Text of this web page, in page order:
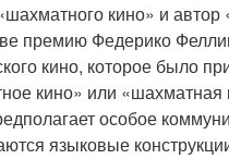
кино» и
премию Федерико
кино, которое было
кино» или
особое
языковые